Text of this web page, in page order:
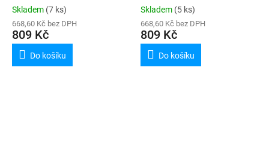
Skladem (7 ks)
668,60 Kč bez DPH
809 Kč
Do košíku
Skladem (5 ks)
668,60 Kč bez DPH
809 Kč
Do košíku